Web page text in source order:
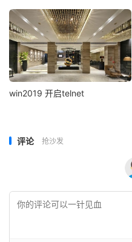
win2019 开启telnet
评论 抢沙发